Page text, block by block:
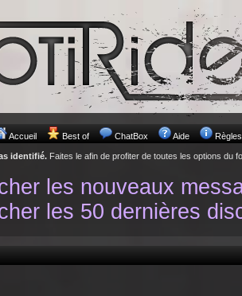
Accueil Best of ChatBox Aide Règles
identifié. Faites le afin de profiter de toutes les options du
les nouveaux
les 50 dernières